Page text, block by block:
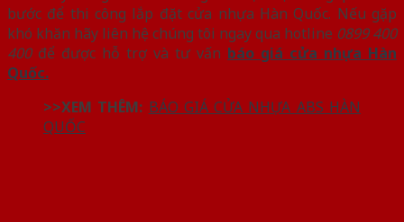
bước để thi công lắp đặt cửa nhựa Hàn Quốc. Nếu gặp
khó khăn hãy liên hệ chúng tôi ngay qua hotline 0899 400
400 để được hỗ trợ và tư vấn báo giá cửa nhựa Hàn
Quốc.
>>XEM THÊM: BÁO GIÁ CỬA NHỰA ABS HÀN
QUỐC